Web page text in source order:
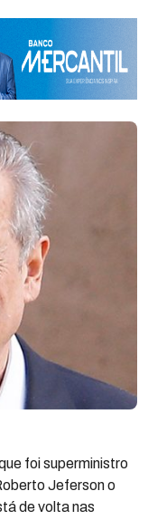
foi superministro
Jeferson o
de volta nas